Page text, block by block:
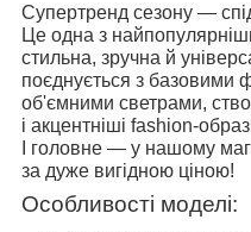
Супертренд сезону —
Це одна з
стильна, зручна й
поєднується з базовими
об'ємними светрами,
і акцентніші fashion-
І головне — у нашому
за дуже вигідною ціною!
Особливості моделі: